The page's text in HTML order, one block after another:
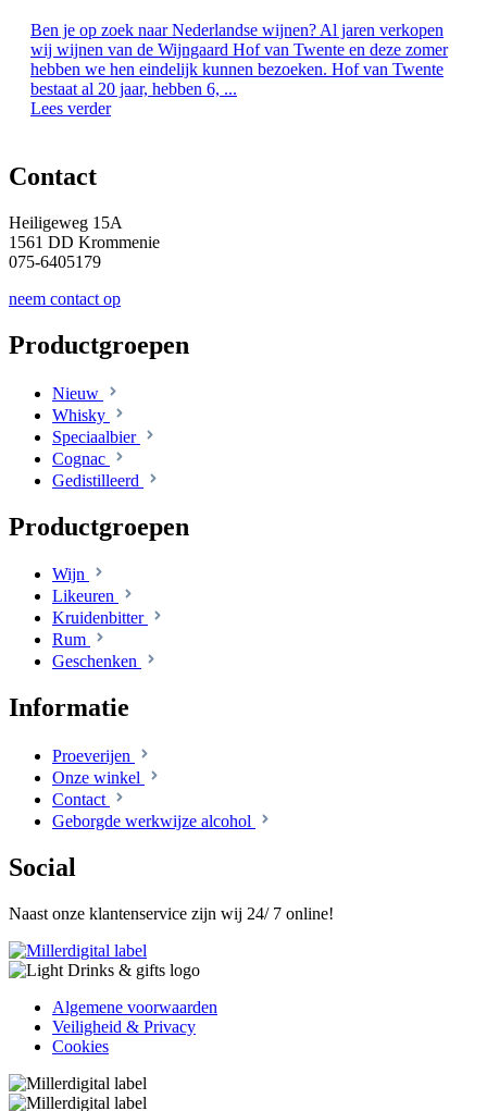
Ben je op zoek naar Nederlandse wijnen? Al jaren verkopen
wij wijnen van de Wijngaard Hof van Twente en deze zomer
hebben we hen eindelijk kunnen bezoeken. Hof van Twente
bestaat al 20 jaar, hebben 6, ...
Lees verder
Contact
Heiligeweg 15A
1561 DD Krommenie
075-6405179
neem contact op
Productgroepen
Nieuw
Whisky
Speciaalbier
Cognac
Gedistilleerd
Productgroepen
Wijn
Likeuren
Kruidenbitter
Rum
Geschenken
Informatie
Proeverijen
Onze winkel
Contact
Geborgde werkwijze alcohol
Social
Naast onze klantenservice zijn wij 24/ 7 online!
Algemene voorwaarden
Veiligheid & Privacy
Cookies